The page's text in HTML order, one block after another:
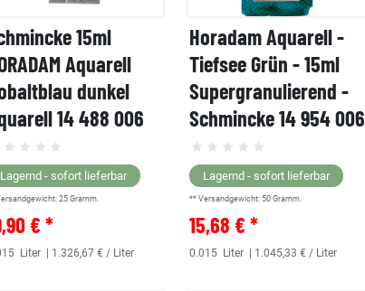
15ml
Aquarell
dunkel
14 488 006
Lagernd - sofort lieferbar
25 Gramm.
€ *
Liter | 1.326,67 € / Liter
Horadam Aquarell -
Tiefsee Grün - 15ml
Supergranulierend -
Schmincke 14 954 006
Lagernd - sofort lieferbar
** Versandgewicht: 50 Gramm.
15,68 € *
0.015 Liter | 1.045,33 € / Liter